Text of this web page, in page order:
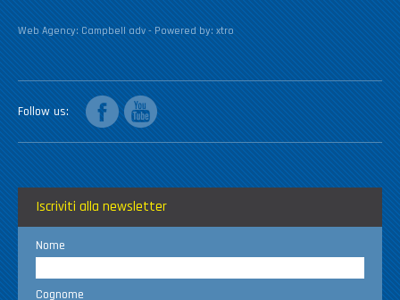
Web Agency: Campbell adv - Powered by: xtro
Follow us
facebookyoutube
Iscriviti alla newsletter
Nome
Cognome